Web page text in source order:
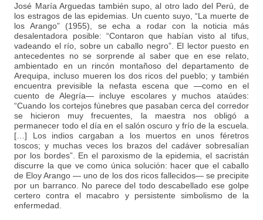
José María Arguedas también supo, al otro lado del Perú, de
los estragos de las epidemias. Un cuento suyo, “La muerte de
los Arango” (1955), se echa a rodar con la noticia más
desalentadora posible: “Contaron que habían visto al tifus,
vadeando el río, sobre un caballo negro”. El lector puesto en
antecedentes no se sorprende al saber que en ese relato,
ambientado en un rincón montañoso del departamento de
Arequipa, incluso mueren los dos ricos del pueblo; y también
encuentra previsible la nefasta escena que —como en el
cuento de Alegría— incluye escolares y muchos ataúdes:
“Cuando los cortejos fúnebres que pasaban cerca del corredor
se hicieron muy frecuentes, la maestra nos obligó a
permanecer todo el día en el salón oscuro y frío de la escuela.
[…] Los indios cargaban a los muertos en unos féretros
toscos; y muchas veces los brazos del cadáver sobresalían
por los bordes”. En el paroxismo de la epidemia, el sacristán
discurre la que ve como única solución: hacer que el caballo
de Eloy Arango — uno de los dos ricos fallecidos— se precipite
por un barranco. No parece del todo descabellado ese golpe
certero contra el macabro y persistente simbolismo de la
enfermedad.